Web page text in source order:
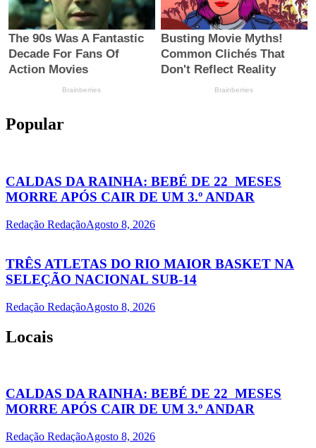
Popular
CALDAS DA RAINHA: BEBÉ DE 22 MESES
MORRE APÓS CAIR DE UM 3.º ANDAR
Redação RedaçãoAgosto 8, 2026
TRÊS ATLETAS DO RIO MAIOR BASKET NA
SELEÇÃO NACIONAL SUB-14
Redação RedaçãoAgosto 8, 2026
Locais
CALDAS DA RAINHA: BEBÉ DE 22 MESES
MORRE APÓS CAIR DE UM 3.º ANDAR
Redação RedaçãoAgosto 8, 2026